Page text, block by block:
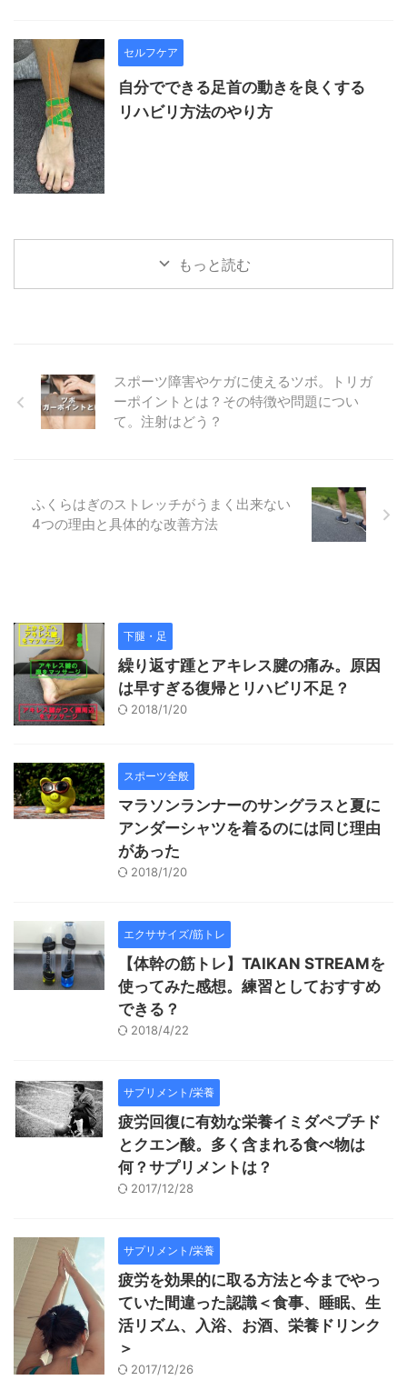
セルフケア
自分でできる足首の動きを良くする
リハビリ方法のやり方
もっと読む
スポーツ障害やケガに使えるツボ。トリガ
ーポイントとは？その特徴や問題につい
て。注射はどう？
ふくらはぎのストレッチがうまく出来ない
4つの理由と具体的な改善方法
下腿・足
繰り返す踵とアキレス腱の痛み。原因
は早すぎる復帰とリハビリ不足？
2018/1/20
スポーツ全般
マラソンランナーのサングラスと夏に
アンダーシャツを着るのには同じ理由
があった
2018/1/20
エクササイズ/筋トレ
【体幹の筋トレ】TAIKAN STREAMを
使ってみた感想。練習としておすすめ
できる？
2018/4/22
サプリメント/栄養
疲労回復に有効な栄養イミダペプチド
とクエン酸。多く含まれる食べ物は
何？サプリメントは？
2017/12/28
サプリメント/栄養
疲労を効果的に取る方法と今までやっ
ていた間違った認識＜食事、睡眠、生
活リズム、入浴、お酒、栄養ドリンク
＞
2017/12/26